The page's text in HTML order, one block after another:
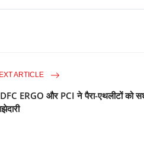
ARTICLE
ERGO और PCI ने पैरा-एथलीटों को